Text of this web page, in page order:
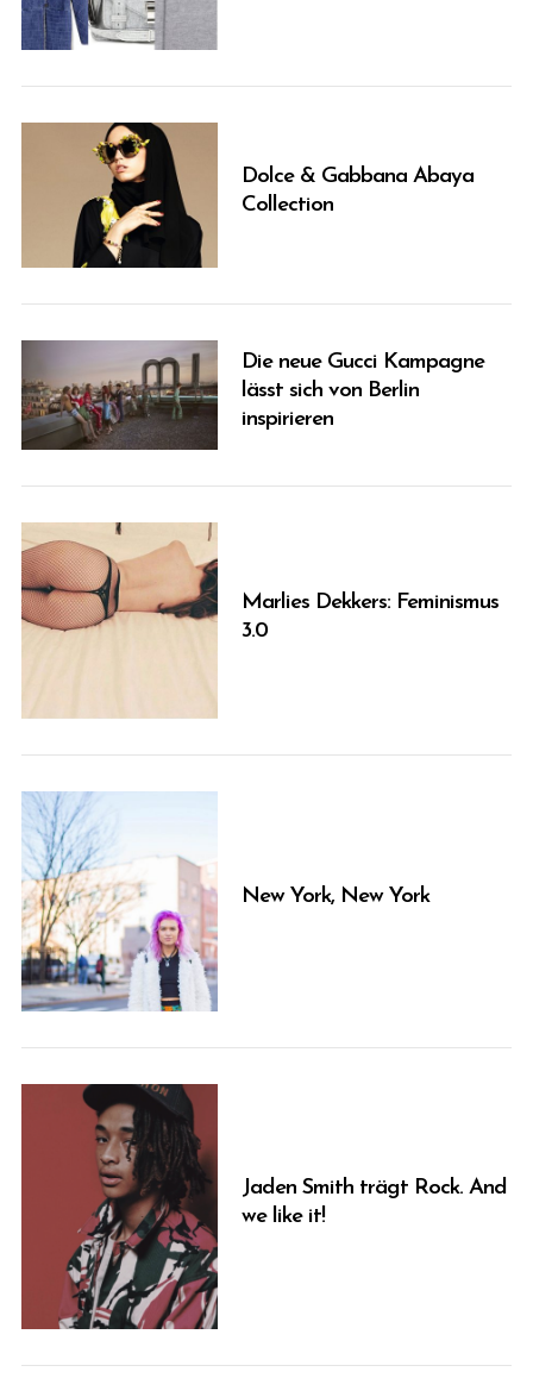
Dolce & Gabbana Abaya
Collection
Die neue Gucci Kampagne
lässt sich von Berlin
inspirieren
Marlies Dekkers: Feminismus
3.0
New York, New York
Jaden Smith trägt Rock. And
we like it!